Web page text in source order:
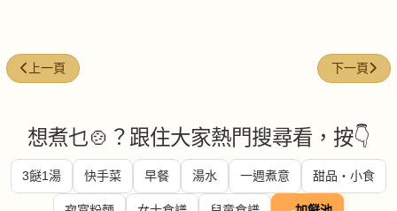
上一篇文章: 燒春雞
上一頁 下一篇文章
下一頁
想煮乜🍲？跟住大家熱門搜尋看，按👇
3餸1湯 快手菜 早餐 湯水 一週煮意 甜品・小食